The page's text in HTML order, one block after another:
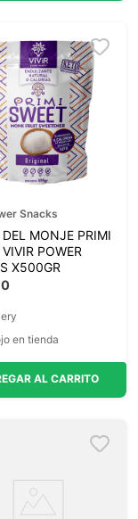
Snacks
DEL MONJE PRIMI
POWER
X500GR
en tienda
AL CARRITO